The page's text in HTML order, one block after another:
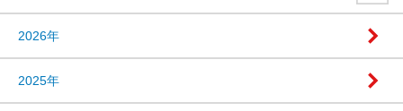
2026年
2025年